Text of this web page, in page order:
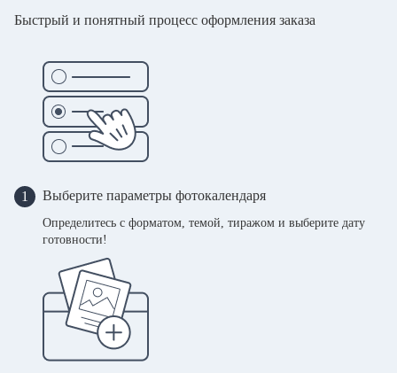
Быстрый и понятный процесс оформления заказа
1 Выберите параметры фотокалендаря
Определитесь с форматом, темой, тиражом и выберите дату
готовности!